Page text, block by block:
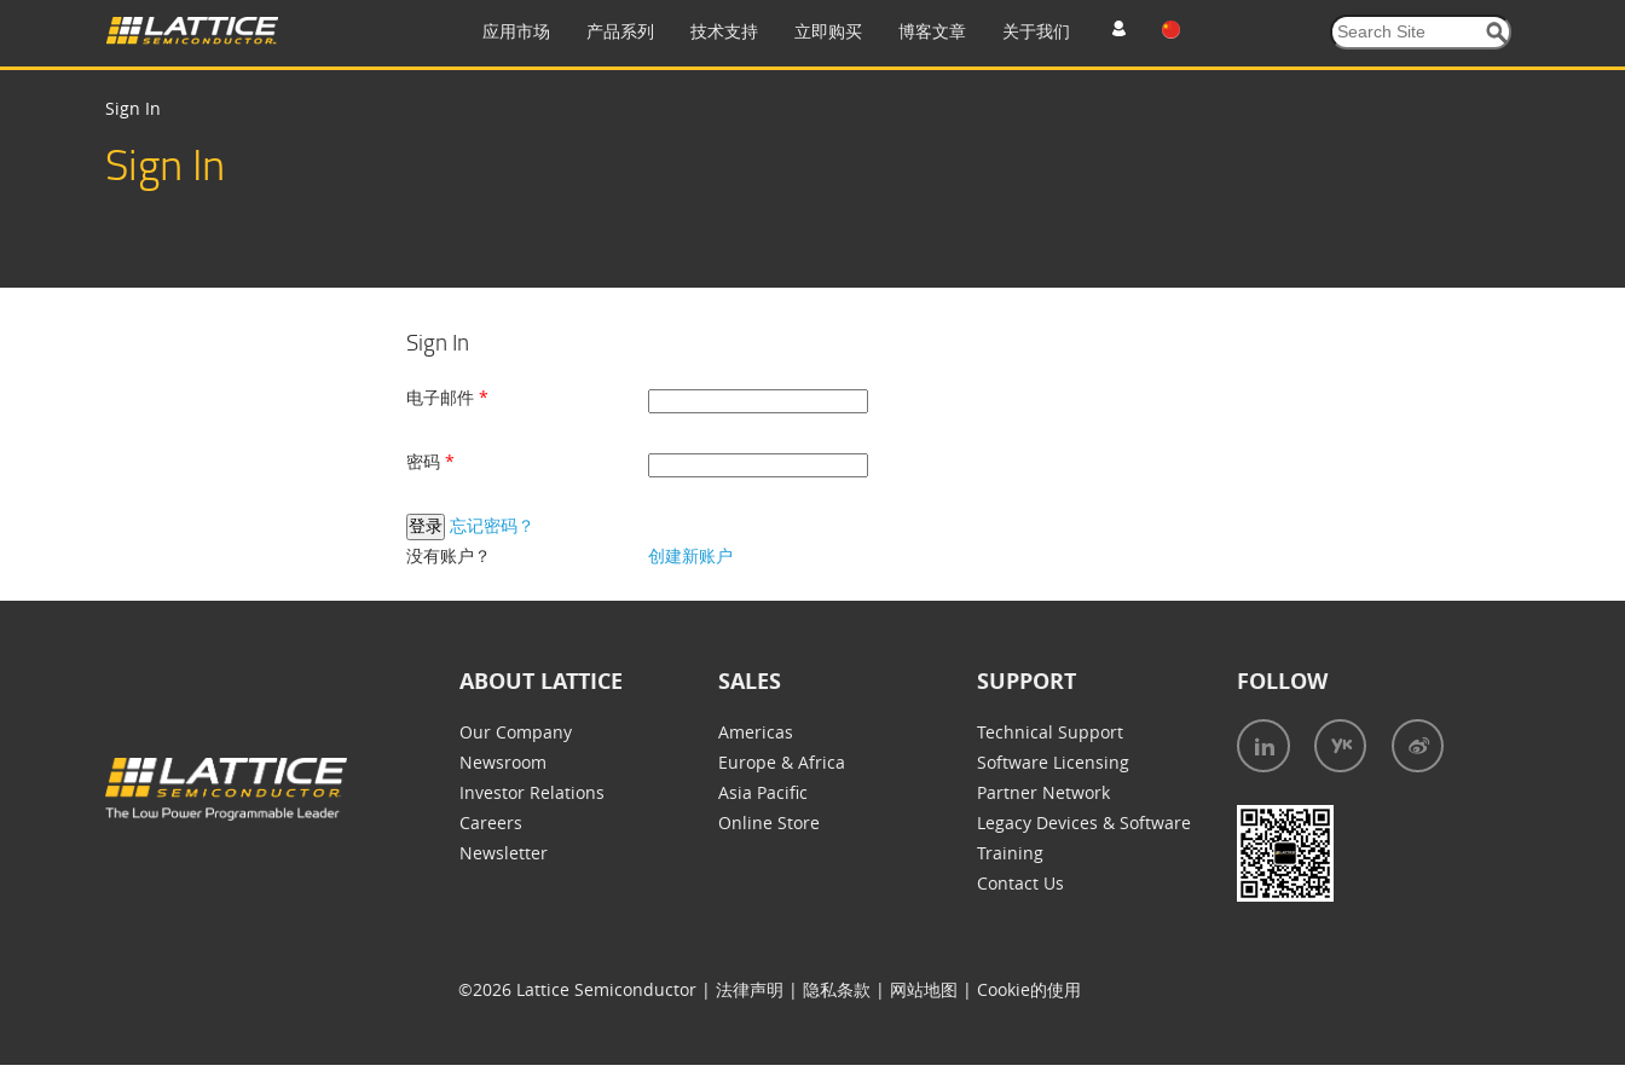
应用市场 产品系列 技术支持 立即购买 博客文章 关于我们
Sign In
Sign In
Sign In
电子邮件
密码
忘记密码？
没有账户？
创建新账户
ABOUT LATTICE
Our Company
Newsroom
Investor Relations
Careers
Newsletter
SALES
Americas
Europe & Africa
Asia Pacific
Online Store
SUPPORT
Technical Support
Software Licensing
Partner Network
Legacy Devices & Software
Training
Contact Us
FOLLOW
©2026 Lattice Semiconductor | 法律声明 | 隐私条款 | 网站地图 | Cookie的使用